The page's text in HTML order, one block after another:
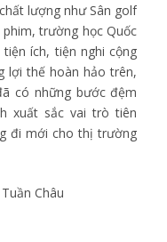
lượng như Sân golf
trường học Quốc
ích, tiện nghi cộng
lợi thế hoàn hảo trên,
có những bước đệm
xuất sắc vai trò tiên
đi mới cho thị trường